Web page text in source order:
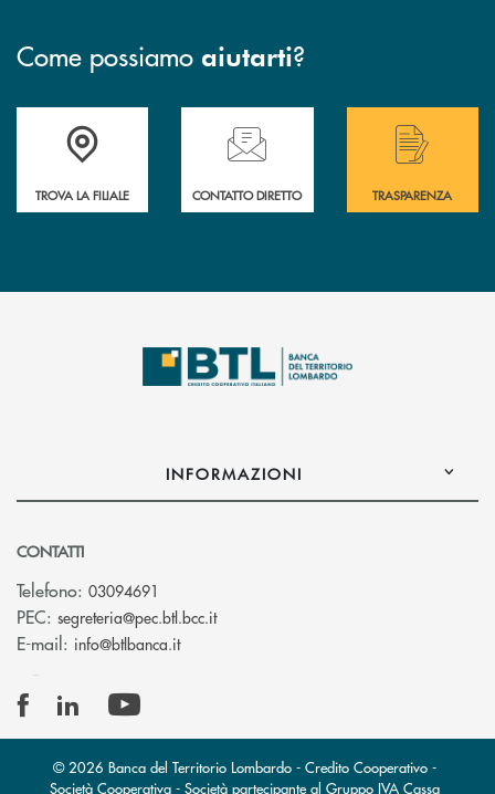
Come possiamo aiutarti?
Accedi all' elenco completo delle filiali .
TROVA LA FILIALE
Hai bisogno di assistenza immediata?
CONTATTO DIRETTO
Hai bisogno di
TRASPARENZA
INFORMAZIONI
CONTATTI
Telefono: 03094691
PEC: segreteria@pec.btl.bcc.it(si apre l’app di posta elettronica)
E-mail: info@btlbanca.it(si apre l’app di posta elettronica)
© 2026 Banca del Territorio Lombardo - Credito Cooperativo -
Società Cooperativa - Società partecipante al Gruppo IVA Cassa